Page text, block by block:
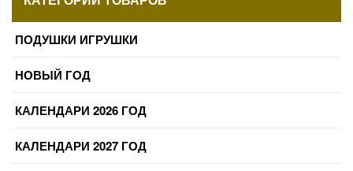
ПОДУШКИ ИГРУШКИ
НОВЫЙ ГОД
КАЛЕНДАРИ 2026 ГОД
КАЛЕНДАРИ 2027 ГОД